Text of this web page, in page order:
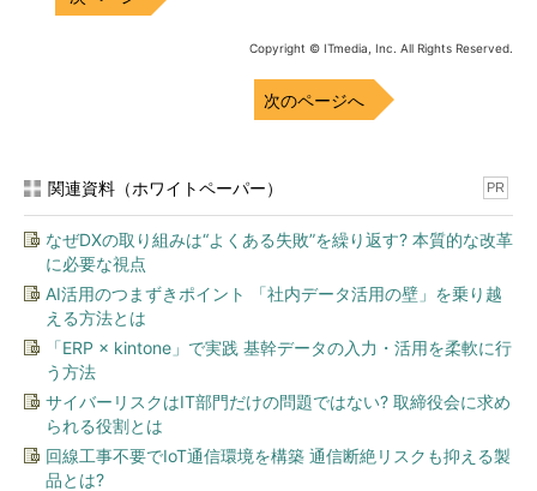
Copyright © ITmedia, Inc. All Rights Reserved.
次のページへ
関連資料（ホワイトペーパー） PR
なぜDXの取り組みは“よくある失敗”を繰り返す? 本質的な改革
に必要な視点
AI活用のつまずきポイント 「社内データ活用の壁」を乗り越
える方法とは
「ERP × kintone」で実践 基幹データの入力・活用を柔軟に行
う方法
サイバーリスクはIT部門だけの問題ではない? 取締役会に求め
られる役割とは
回線工事不要でIoT通信環境を構築 通信断絶リスクも抑える製
品とは?